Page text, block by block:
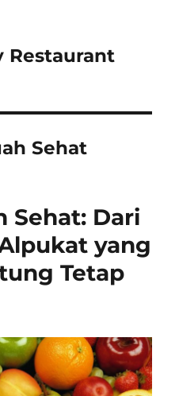
Restaurant
Sehat
Sehat: Dari
yang
Tetap